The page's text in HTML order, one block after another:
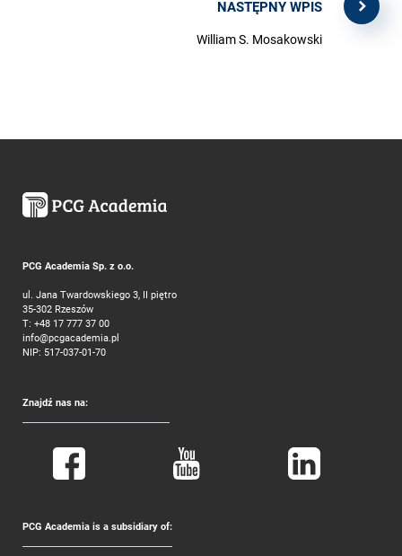
NASTĘPNY WPIS
William S. Mosakowski
PCG Academia Sp. z o.o.
ul. Jana Twardowskiego 3, II piętro
35-302 Rzeszów
T: +48 17 777 37 00
info@pcgacademia.pl
NIP: 517-037-01-70
Znajdź nas na:
PCG Academia is a subsidiary of: